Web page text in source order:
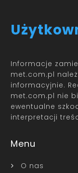
Informacje
met.com.pl
informacyjnie.
met.com.pl nie
ewentualne
interpretacji
Menu
O nas